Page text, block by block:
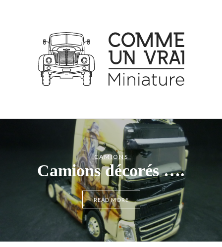
CAMIONS
Camions décorés ….
READ MORE